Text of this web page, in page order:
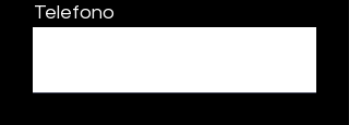
Telefono